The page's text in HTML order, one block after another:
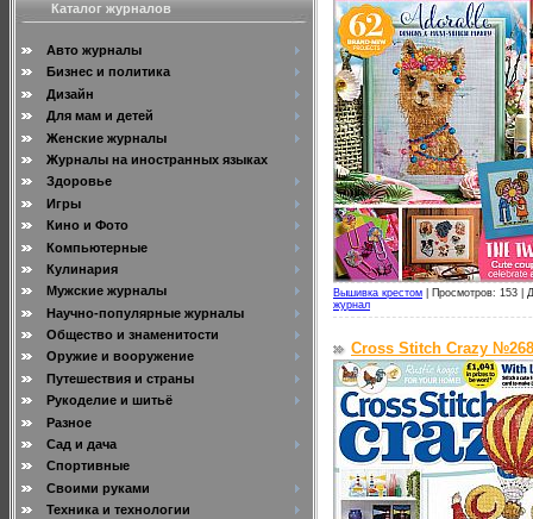
Каталог журналов
Авто журналы
Бизнес и политика
Дизайн
Для мам и детей
Женские журналы
Журналы на иностранных языках
Здоровье
Игры
Кино и Фото
Компьютерные
Кулинария
Мужские журналы
Научно-популярные журналы
Общество и знаменитости
Оружие и вооружение
Путешествия и страны
Рукоделие и шитьё
Разное
Сад и дача
Спортивные
Своими руками
Техника и технологии
Вышивка крестом Просмотров: 153 |
журнал
Cross Stitch Crazy